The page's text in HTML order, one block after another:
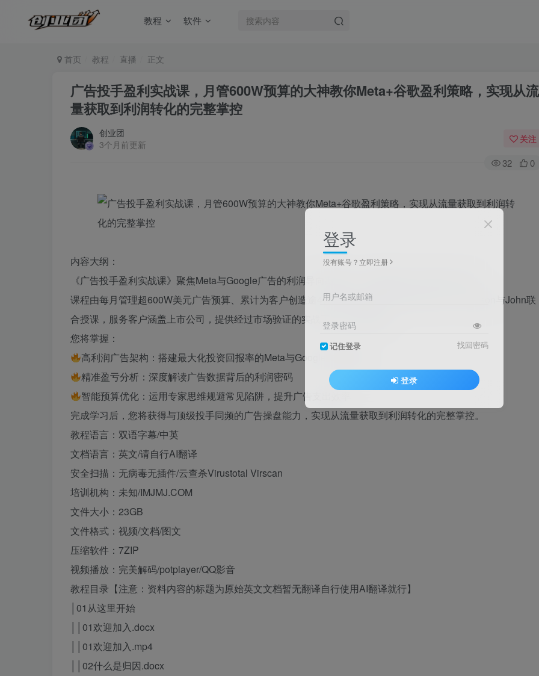
教程 软件
首页 教程 直播 正文
广告投手盈利实战课，月管600W预算的大神教你Meta+谷歌盈利策略，实现从流
量获取到利润转化的完整掌控
创业团
3个月前更新
关注
32 0
内容大纲：
《广告投手盈利实战课》聚焦Meta与Google广告的利润导向型策略，深度解析盈亏管理核心要义。
课程由每月管理超600W美元广告预算、累计为客户创造逾4亿美元营收的顶尖专家Caden Thompson与John联
合授课，服务客户涵盖上市公司，提供经过市场验证的实战工具与深度洞察。
您将掌握：
高利润广告架构：搭建最大化投资回报率的Meta与Google广告体系
精准盈亏分析：深度解读广告数据背后的利润密码
智能预算优化：运用专家思维规避常见陷阱，提升广告支出效率
完成学习后，您将获得与顶级投手同频的广告操盘能力，实现从流量获取到利润转化的完整掌控。
教程语言：双语字幕/中英
文档语言：英文/请自行AI翻译
安全扫描：无病毒无插件/云查杀Virustotal Virscan
培训机构：未知/IMJMJ.COM
文件大小：23GB
文件格式：视频/文档/图文
压缩软件：7ZIP
视频播放：完美解码/potplayer/QQ影音
教程目录【注意：资料内容的标题为原始英文文档暂无翻译自行使用AI翻译就行】
│01从这里开始
││01欢迎加入.docx
││01欢迎加入.mp4
││02什么是归因.docx
登录
没有账号？立即注册
用户名或邮箱
登录密码
记住登录 找回密码
登录